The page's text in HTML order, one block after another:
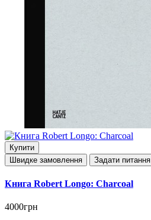
Купити
Швидке замовлення
Задати питання
Книга Robert Longo: Charcoal
4000грн